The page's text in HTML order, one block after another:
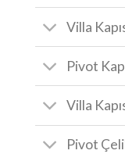
Villa
Pivot
Villa
Pivot